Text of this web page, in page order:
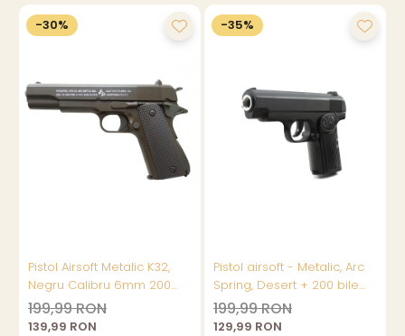
-30%
Pistol Airsoft Metalic K32,
Negru Calibru 6mm 200
Bile Profesionale
199,99 RON
139,99 RON
-35%
Pistol airsoft - Metalic, Arc
Spring, Desert + 200 bile
Profesionale 0.20, K33
199,99 RON
129,99 RON